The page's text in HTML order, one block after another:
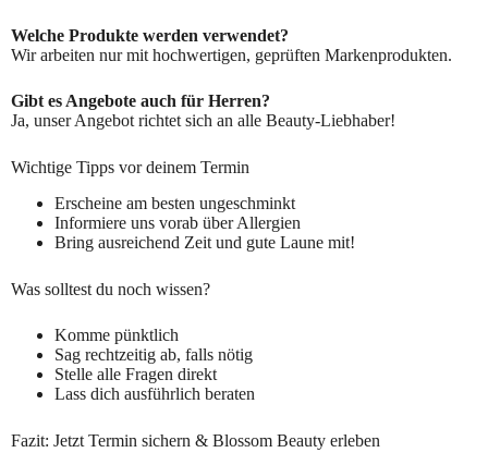
Welche Produkte werden verwendet?
Wir arbeiten nur mit hochwertigen, geprüften Markenprodukten.
Gibt es Angebote auch für Herren?
Ja, unser Angebot richtet sich an alle Beauty-Liebhaber!
Wichtige Tipps vor deinem Termin
Erscheine am besten ungeschminkt
Informiere uns vorab über Allergien
Bring ausreichend Zeit und gute Laune mit!
Was solltest du noch wissen?
Komme pünktlich
Sag rechtzeitig ab, falls nötig
Stelle alle Fragen direkt
Lass dich ausführlich beraten
Fazit: Jetzt Termin sichern & Blossom Beauty erleben